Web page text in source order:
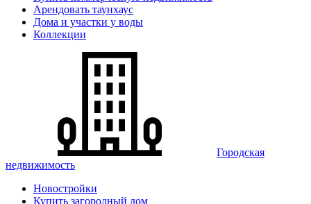
Арендовать таунхаус
Дома и участки у воды
Коллекции
Городская
недвижимость
Новостройки
Купить загородный дом